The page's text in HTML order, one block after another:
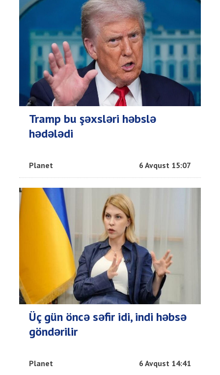
Tramp bu şəxsləri həbslə
hədələdi
Planet 6 Avqust 15:07
Üç gün öncə səfir idi, indi həbsə
göndərilir
Planet 6 Avqust 14:41